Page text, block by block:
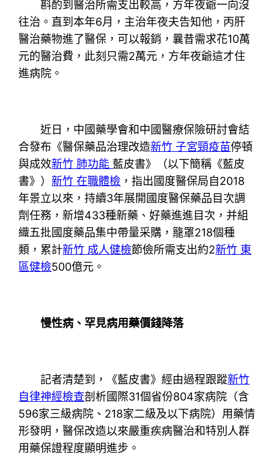
斟酌到醫治所需支出較高，方年夜爺一向沒
往治。直到本年6月，主治年夜夫告知他，丙肝
醫治藥物進了醫保，可以報銷，曩昔需求花10萬
元的醫治費，此刻只需2萬元，方年夜爺這才住
進病院。
近日，中國藥學會和中國醫療保險研討會結
合發布《醫保藥品治理改造新竹 子宮頸疫苗停頓
與成效新竹 肺功能 藍皮書》（以下簡稱《藍皮
書》）新竹 在職體檢 ，指出國度醫保局自2018
年景立以來，持續3年展開國度醫保藥品目次調
劑任務，新增433種新藥、好藥進進目次，并組
織五批國度藥品集中帶量采購，籠罩218個種
類，累計新竹 成人健檢節儉所需支出約2新竹 東
區健檢500億元。
慢性病、罕見病用藥價錢降落
記者清楚到，《藍皮書》經由過程跟蹤新竹
自律神經檢查剖析國際31個省份804家病院（含
596家三級病院、218家二級及以下病院）用藥情
形發明，醫保改造以來嚴重疾病醫治和特別人群
用藥保證程度顯明進步。